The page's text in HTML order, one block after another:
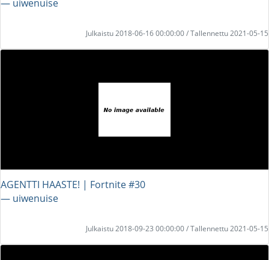
― uiwenuise
Julkaistu 2018-06-16 00:00:00 / Tallennettu 2021-05-15
AGENTTI HAASTE! | Fortnite #30
― uiwenuise
Julkaistu 2018-09-23 00:00:00 / Tallennettu 2021-05-15